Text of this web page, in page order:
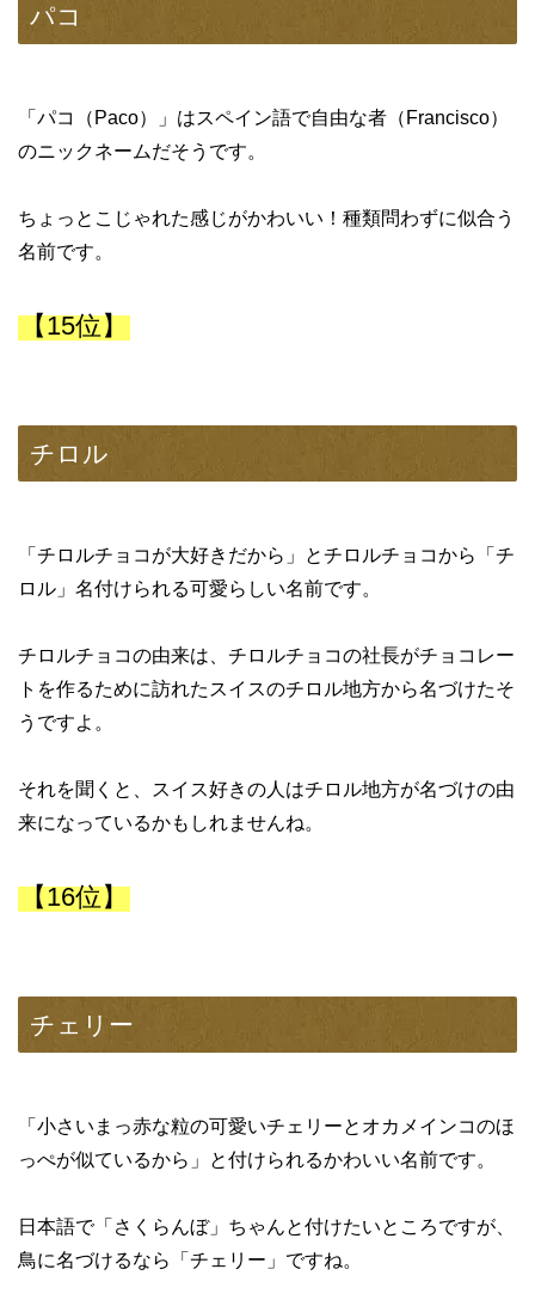
パコ
「パコ（Paco）」はスペイン語で自由な者（Francisco）
のニックネームだそうです。
ちょっとこじゃれた感じがかわいい！種類問わずに似合う
名前です。
【15位】
チロル
「チロルチョコが大好きだから」とチロルチョコから「チ
ロル」名付けられる可愛らしい名前です。
チロルチョコの由来は、チロルチョコの社長がチョコレー
トを作るために訪れたスイスのチロル地方から名づけたそ
うですよ。
それを聞くと、スイス好きの人はチロル地方が名づけの由
来になっているかもしれませんね。
【16位】
チェリー
「小さいまっ赤な粒の可愛いチェリーとオカメインコのほ
っぺが似ているから」と付けられるかわいい名前です。
日本語で「さくらんぼ」ちゃんと付けたいところですが、
鳥に名づけるなら「チェリー」ですね。